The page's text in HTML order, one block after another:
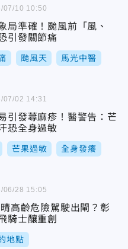
局準確！颱風前「風、
引發關節痛
颱風天 馬光中醫
07/10 10:50
引發蕁麻疹！醫警告：芒
恐全身過敏
芒果過敏 全身發癢
07/02 14:31
高齡危險駕駛出閘？彰
騎士釀重創
地點
06/28 15:05